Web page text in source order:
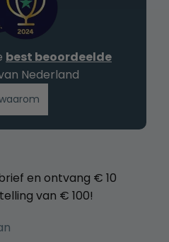
en ontvang € 10
van € 100!
best beoordeelde
Nederland